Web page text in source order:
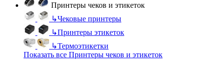
Принтеры чеков и этикеток
↳Чековые принтеры
↳Принтеры этикеток
↳Термоэтикетки
Показать все Принтеры чеков и этикеток